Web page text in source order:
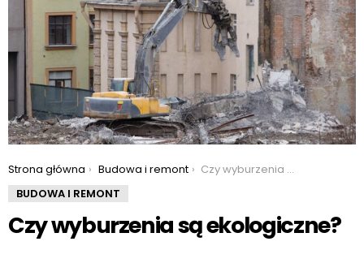
You are here:
Strona główna Budowa i remont
Czy wyburzenia są ekologiczne?
BUDOWA I REMONT
Czy wyburzenia są ekologiczne?